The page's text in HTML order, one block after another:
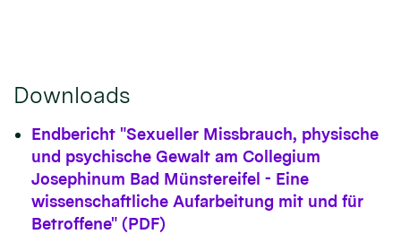
Downloads
Endbericht "Sexueller Missbrauch, physische
und psychische Gewalt am Collegium
Josephinum Bad Münstereifel - Eine
wissenschaftliche Aufarbeitung mit und für
Betroffene" (PDF)